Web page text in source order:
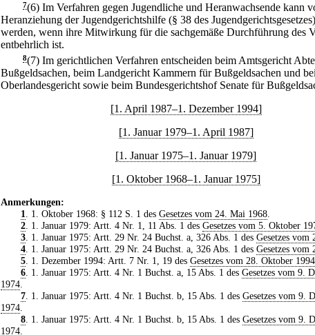
7(6) Im Verfahren gegen Jugendliche und Heranwachsende kann
Heranziehung der Jugendgerichtshilfe (§ 38 des
werden, wenn ihre Mitwirkung für die sachgemäße Durchführung des
entbehrlich ist.
8(7) Im gerichtlichen Verfahren entscheiden beim Amtsgericht
Bußgeldsachen, beim Landgericht Kammern für Bußgeldsachen und
Oberlandesgericht sowie beim Bundesgerichtshof Senate für
[1. April 1987–1. Dezember 1994]
[1. Januar 1979–1. April 1987]
[1. Januar 1975–1. Januar 1979]
[1. Oktober 1968–1. Januar 1975]
Anmerkungen:
1
. 1. Oktober 1968: § 112 S. 1 des Gesetzes vom 24. Mai 1968.
2. 1. Januar 1979: Artt. 4 Nr. 1, 11 Abs. 1 des Gesetzes vom 5. Oktober
3. 1. Januar 1975: Artt. 29 Nr. 24 Buchst. a, 326 Abs. 1 des Gesetzes vom
4. 1. Januar 1975: Artt. 29 Nr. 24 Buchst. a, 326 Abs. 1 des Gesetzes vom
5. 1. Dezember 1994: Artt. 7 Nr. 1, 19 des Gesetzes vom 28. Oktober 1994.
6. 1. Januar 1975: Artt. 4 Nr. 1 Buchst. a, 15 Abs. 1 des Gesetzes vom 9.
1974
7. 1. Januar 1975: Artt. 4 Nr. 1 Buchst. b, 15 Abs. 1 des Gesetzes vom 9.
1974
8. 1. Januar 1975: Artt. 4 Nr. 1 Buchst. b, 15 Abs. 1 des Gesetzes vom 9.
1974